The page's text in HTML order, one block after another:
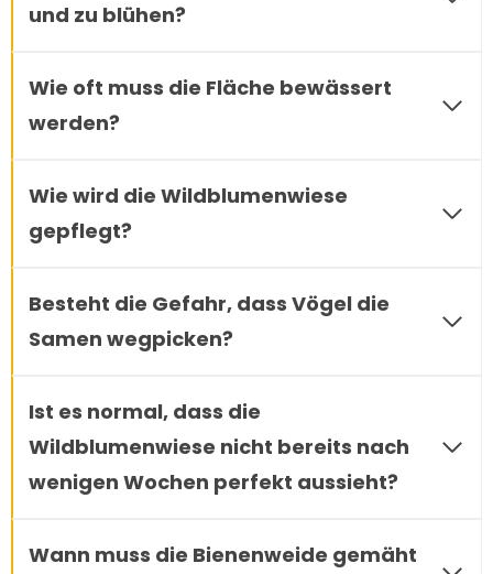
und zu blühen?
Wie oft muss die Fläche bewässert
werden?
Wie wird die Wildblumenwiese
gepflegt?
Besteht die Gefahr, dass Vögel die
Samen wegpicken?
Ist es normal, dass die
Wildblumenwiese nicht bereits nach
wenigen Wochen perfekt aussieht?
Wann muss die Bienenweide gemäht